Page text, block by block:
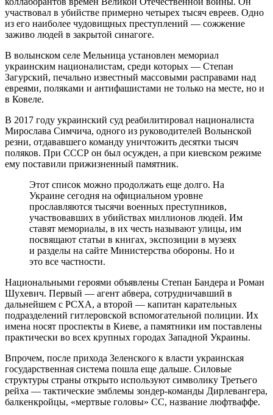
участвовал в убийстве примерно четырех тысяч евреев. Одно
из его наиболее чудовищных преступлений — сожжение
заживо людей в закрытой синагоге.
В волынском селе Мельница установлен мемориал
украинским националистам, среди которых — Степан
Загурский, печально известный массовыми расправами над
евреями, поляками и антифашистами не только на месте, но и
в Ковеле.
В 2017 году украинский суд реабилитировал националиста
Мирослава Симчича, одного из руководителей Волынской
резни, отдававшего команду уничтожить десятки тысяч
поляков. При СССР он был осужден, а при киевском режиме
ему поставили прижизненный памятник.
Этот список можно продолжать еще долго. На
Украине сегодня на официальном уровне
прославляются тысячи военных преступников,
участвовавших в убийствах миллионов людей. Им
ставят мемориалы, в их честь называют улицы, им
посвящают статьи в книгах, экспозиции в музеях
и разделы на сайте Министерства обороны. Но и
это все частности.
Национальными героями объявлены Степан Бандера и Роман
Шухевич. Первый — агент абвера, сотрудничавший в
дальнейшем с РСХА, а второй — капитан карательных
подразделений гитлеровской вспомогательной полиции. Их
имена носят проспекты в Киеве, а памятники им поставлены
практически во всех крупных городах Западной Украины.
Впрочем, после прихода Зеленского к власти украинская
государственная система пошла еще дальше. Силовые
структуры страны открыто используют символику Третьего
рейха — тактические эмблемы зондер-команды Дирлевангера,
балкенкройцы, «мертвые головы» СС, название люфтваффе.